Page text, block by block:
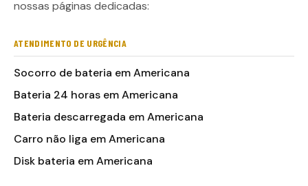
nossas páginas dedicadas:
ATENDIMENTO DE URGÊNCIA
Socorro de bateria em Americana
Bateria 24 horas em Americana
Bateria descarregada em Americana
Carro não liga em Americana
Disk bateria em Americana